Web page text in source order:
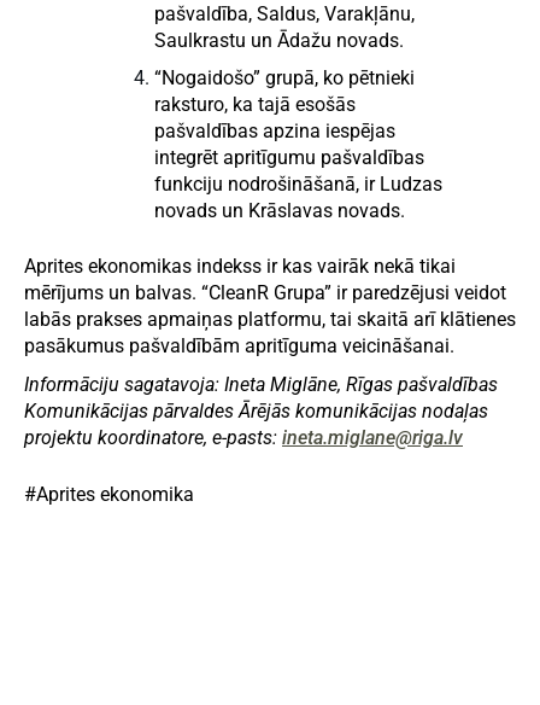
pašvaldība, Saldus, Varakļānu,
Saulkrastu un Ādažu novads.
“Nogaidošo” grupā, ko pētnieki
raksturo, ka tajā esošās
pašvaldības apzina iespējas
integrēt apritīgumu pašvaldības
funkciju nodrošināšanā, ir Ludzas
novads un Krāslavas novads.
Aprites ekonomikas indekss ir kas vairāk nekā tikai
mērījums un balvas. “CleanR Grupa” ir paredzējusi veidot
labās prakses apmaiņas platformu, tai skaitā arī klātienes
pasākumus pašvaldībām apritīguma veicināšanai.
Informāciju sagatavoja: Ineta Miglāne, Rīgas pašvaldības
Komunikācijas pārvaldes Ārējās komunikācijas nodaļas
projektu koordinatore, e-pasts: ineta.miglane@riga.lv
#Aprites ekonomika